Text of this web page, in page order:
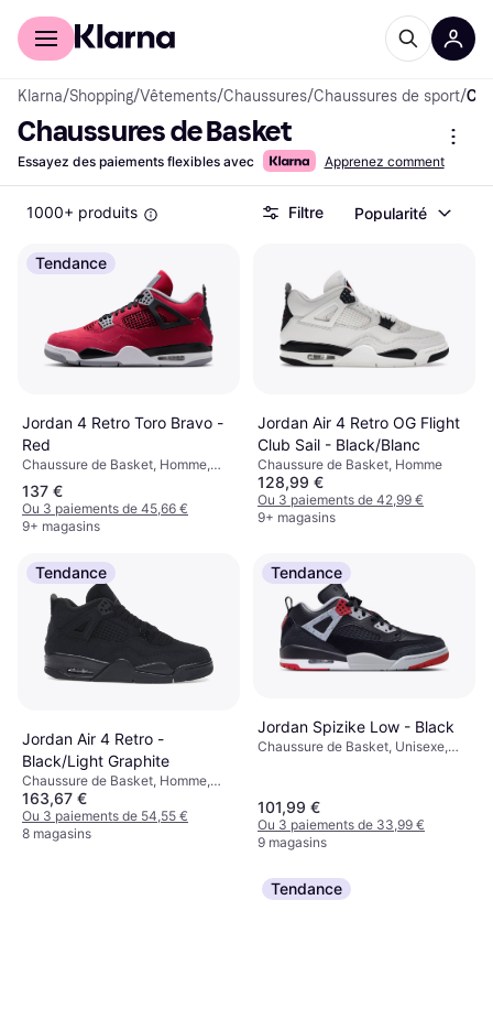
Acheter avec Klarna
Klarna/Shopping/Vêtements/Chaussures/Chaussures de sport/
Chaussures de Basket
Essayez des paiements flexibles avec Apprenez comment
1000+ produits Filtre Popularité
Tendance
Jordan 4 Retro Toro Bravo -
Red
Chaussure de Basket, Homme,
Unisexe, Adulte
137 €
Ou 3 paiements de 45,66 €
9+ magasins
Jordan Air 4 Retro OG Flight
Club Sail - Black/Blanc
Chaussure de Basket, Homme
128,99 €
Ou 3 paiements de 42,99 €
9+ magasins
Tendance
Jordan Air 4 Retro -
Black/Light Graphite
Chaussure de Basket, Homme,
Adulte
163,67 €
Ou 3 paiements de 54,55 €
8 magasins
Tendance
Jordan Spizike Low - Black
Chaussure de Basket, Unisexe,
101,99 €
Ou 3 paiements de 33,99 €
9 magasins
Tendance